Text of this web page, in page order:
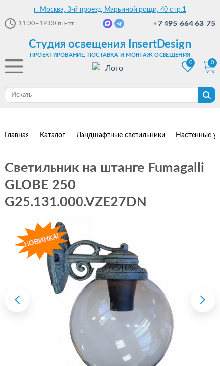
г. Москва, 3-й проезд Марьиной рощи, 40 стр.1
11:00–19:00 пн-пт +7 495 664 63 75
Студия освещения InsertDesign
ПРОЕКТИРОВАНИЕ, ПОСТАВКА И МОНТАЖ ОСВЕЩЕНИЯ
0
0
Главная Каталог Ландшафтные светильники Настенные
Светильник на штанге Fumagalli
GLOBE 250
G25.131.000.VZE27DN